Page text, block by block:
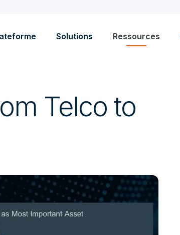
Solutions Ressources
Telco to